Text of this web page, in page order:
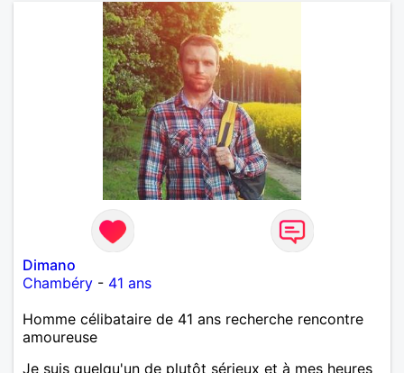
Dimano
Chambéry - 41 ans
Homme célibataire de 41 ans recherche rencontre
amoureuse
Je suis quelqu'un de plutôt sérieux et à mes heures